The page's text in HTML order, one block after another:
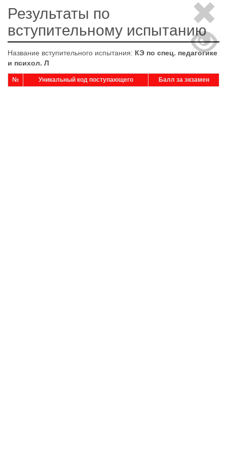
Результаты по
вступительному испытанию
Название вступительного испытания: КЭ по спец. педагогике
и психол. Л
№ Уникальный код поступающего Балл за экзамен